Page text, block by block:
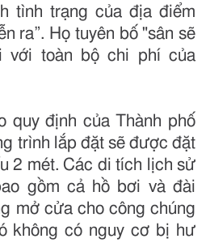
tình trạng của địa điểm
ra”. Họ tuyên bố "sân sẽ
với toàn bộ chi phí của
quy định của Thành phố
trình lắp đặt sẽ được đặt
2 mét. Các di tích lịch sử
gồm cả hồ bơi và đài
mở cửa cho công chúng
không có nguy cơ bị hư